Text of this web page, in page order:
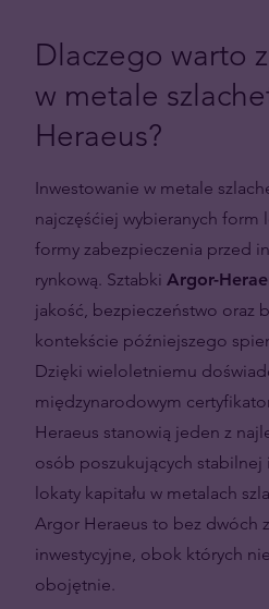
Dlaczego warto
w metale
Heraeus?
Inwestowanie w metale
najczęśćiej wybieranych form
formy zabezpieczenia przed
rynkową. Sztabki Argor-
jakość, bezpieczeństwo oraz
kontekście późniejszego
Dzięki wieloletniemu
międzynarodowym
Heraeus stanowią jeden z
osób poszukujących stabilnej
lokaty kapitału w metalach
Argor Heraeus to bez dwóch
inwestycyjne, obok których
obojętnie.